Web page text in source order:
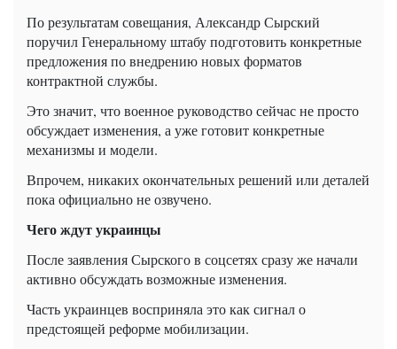
По результатам совещания, Александр Сырский
поручил Генеральному штабу подготовить конкретные
предложения по внедрению новых форматов
контрактной службы.
Это значит, что военное руководство сейчас не просто
обсуждает изменения, а уже готовит конкретные
механизмы и модели.
Впрочем, никаких окончательных решений или деталей
пока официально не озвучено.
Чего ждут украинцы
После заявления Сырского в соцсетях сразу же начали
активно обсуждать возможные изменения.
Часть украинцев восприняла это как сигнал о
предстоящей реформе мобилизации.